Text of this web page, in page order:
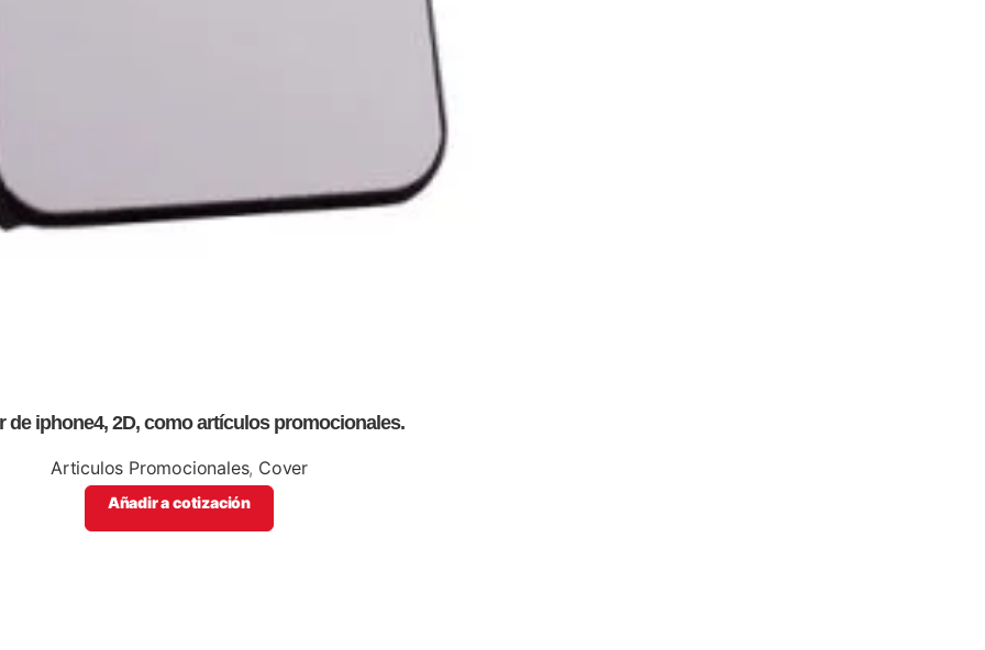
de iphone4, 2D, como artículos promocionales.
Articulos Promocionales, Cover
Añadir a cotización